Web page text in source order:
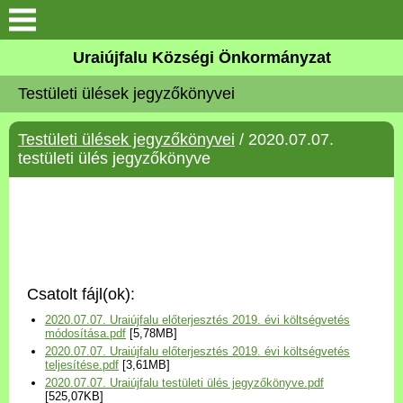
Köszöntő
Elérhetőségek
Uraiújfalu
Választási információk
Versenyképes Járások
Program
Uraiújfalu Községi Önkormányzat
Testületi ülések jegyzőkönyvei
Testületi ülések jegyzőkönyvei / 2020.07.07.
testületi ülés jegyzőkönyve
Csatolt fájl(ok):
2020.07.07. Uraiújfalu előterjesztés 2019. évi költségvetés
módosítása.pdf [5,78MB]
2020.07.07. Uraiújfalu előterjesztés 2019. évi költségvetés
teljesítése.pdf [3,61MB]
2020.07.07. Uraiújfalu testületi ülés jegyzőkönyve.pdf
[525,07KB]